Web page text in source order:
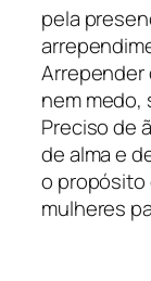
pela
Arrepender
nem
Preciso de
de alma e
o propósito
mulheres